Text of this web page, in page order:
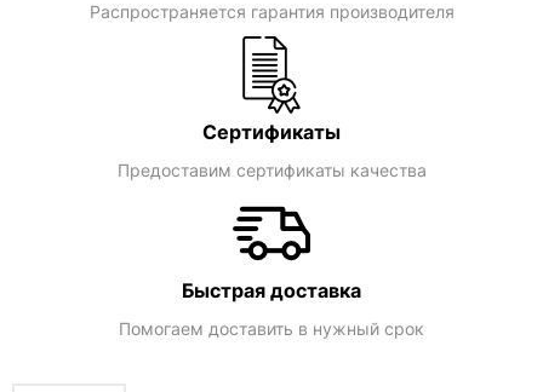
Распространяется гарантия производителя
Сертификаты
Предоставим сертификаты качества
Быстрая доставка
Помогаем доставить в нужный срок